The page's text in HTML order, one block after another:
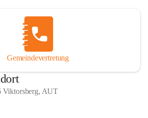
Gemeindevertretung
Viktorsberg, AUT